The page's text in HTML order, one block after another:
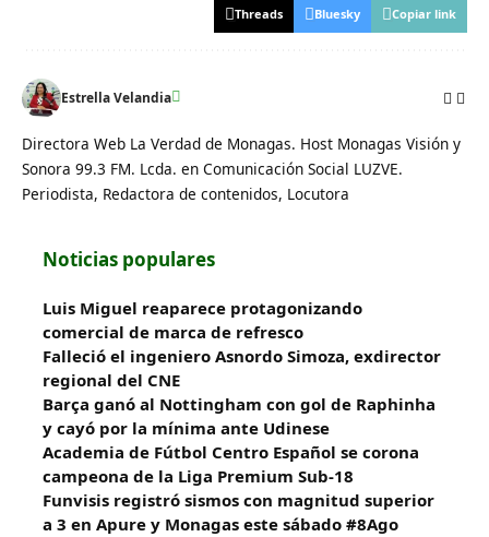
Threads Bluesky Copiar link
Estrella Velandia
Directora Web La Verdad de Monagas. Host Monagas Visión y
Sonora 99.3 FM. Lcda. en Comunicación Social LUZVE.
Periodista, Redactora de contenidos, Locutora
Noticias populares
Luis Miguel reaparece protagonizando
comercial de marca de refresco
Falleció el ingeniero Asnordo Simoza, exdirector
regional del CNE
Barça ganó al Nottingham con gol de Raphinha
y cayó por la mínima ante Udinese
Academia de Fútbol Centro Español se corona
campeona de la Liga Premium Sub-18
Funvisis registró sismos con magnitud superior
a 3 en Apure y Monagas este sábado #8Ago